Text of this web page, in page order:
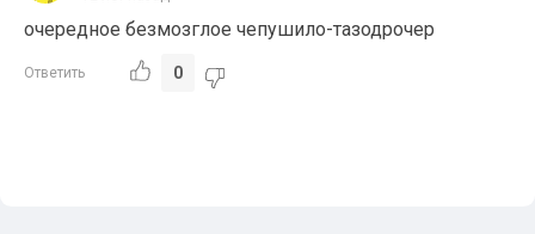
очередное безмозглое чепушило-тазодрочер
Ответить 0